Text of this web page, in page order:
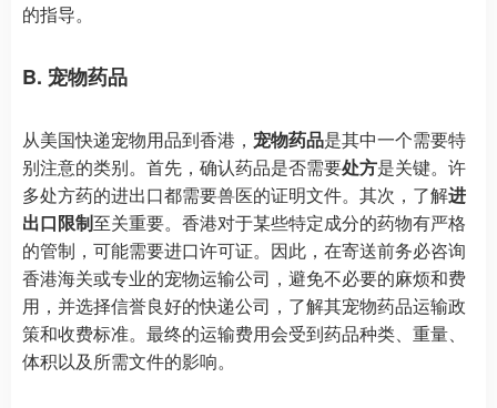
的指导。
B. 宠物药品
从美国快递宠物用品到香港， 宠物药品是其中一个需要特
别注意的类别。首先，确认药品是否需要处方是关键。许
多处方药的进出口都需要兽医的证明文件。其次，了解进
出口限制至关重要。香港对于某些特定成分的药物有严格
的管制，可能需要进口许可证。因此，在寄送前务必咨询
香港海关或专业的宠物运输公司，避免不必要的麻烦和费
用，并选择信誉良好的快递公司，了解其宠物药品运输政
策和收费标准。最终的运输费用会受到药品种类、重量、
体积以及所需文件的影响。